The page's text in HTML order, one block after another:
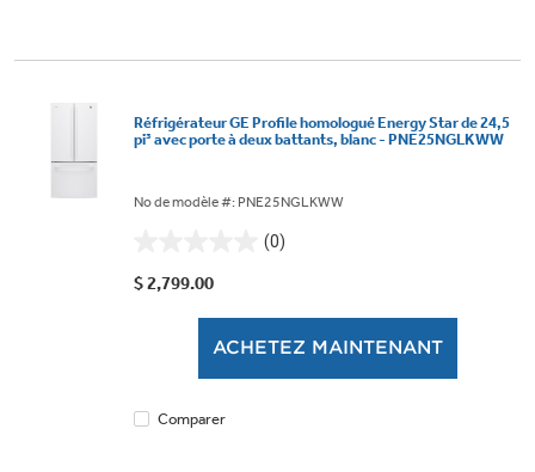
Réfrigérateur GE Profile homologué Energy Star de 24,5
pi³ avec porte à deux battants, blanc - PNE25NGLKWW
No de modèle #: PNE25NGLKWW
(0)
étoile(s)
$ 2,799.00
ACHETEZ MAINTENANT
Comparer